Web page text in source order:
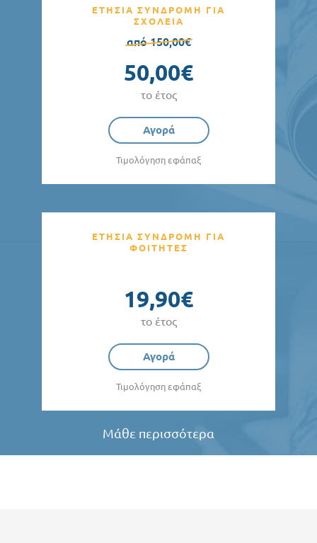
ΕΤΗΣΙΑ ΣΥΝΔΡΟΜΗ ΓΙΑ
ΣΧΟΛΕΙΑ
από 150,00€
50,00€
το έτος
Αγορά
Τιμολόγηση εφάπαξ
ΕΤΗΣΙΑ ΣΥΝΔΡΟΜΗ ΓΙΑ
ΦΟΙΤΗΤΕΣ
19,90€
το έτος
Αγορά
Τιμολόγηση εφάπαξ
Μάθε περισσότερα